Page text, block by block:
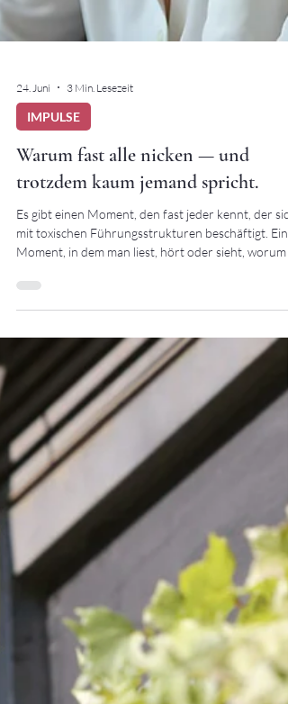
24. Juni 3 Min. Lesezeit
IMPULSE
Es gibt einen Moment, den fast jeder kennt, der sich
mit toxischen Führungsstrukturen beschäftigt.
Moment, in dem man liest, hört oder sieht, worum
geht — und innerlich sofort weiß: Das kenne ich.
habe ich erlebt. Das ist mir passiert. Und dann
passiert lange Zeit nichts. Warum fast alle nicken —
und trotzdem kaum jemand spricht. Nicht weil der
Schmerz nicht real wäre. Nicht weil die
die Verwirrung, das jahrelange Zweifeln an sich
irgendwie üb